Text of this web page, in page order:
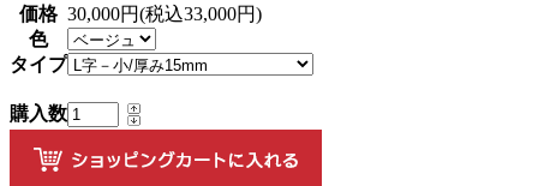
価格 30,000円(税込33,000円)
色
タイプ
購入数